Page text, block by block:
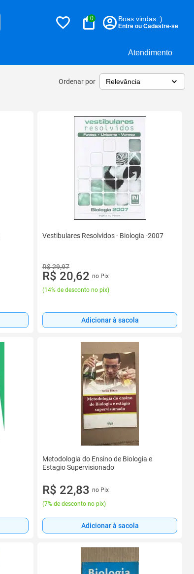
Atendimento
0 Boas vindas :)
Entre ou Cadastre-se
Ordenar por
Vestibulares Resolvidos - Biologia -2007
R$ 29,97
R$ 20,62 no Pix
(14% de desconto no pix)
Adicionar à sacola
Metodologia do Ensino de Biologia e
Estagio Supervisionado
R$ 22,83 no Pix
(7% de desconto no pix)
Adicionar à sacola